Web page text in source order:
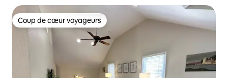
Coup de cœur voyageurs
Coup de cœur voyageurs